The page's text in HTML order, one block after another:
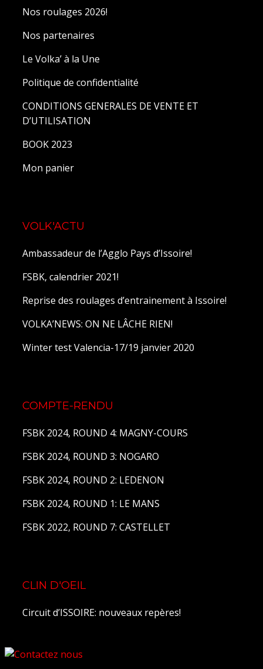
Nos roulages 2026!
Nos partenaires
Le Volka’ à la Une
Politique de confidentialité
CONDITIONS GENERALES DE VENTE ET
D’UTILISATION
BOOK 2023
Mon panier
VOLK'ACTU
Ambassadeur de l’Agglo Pays d’Issoire!
FSBK, calendrier 2021!
Reprise des roulages d’entrainement à Issoire!
VOLKA’NEWS: ON NE LÂCHE RIEN!
Winter test Valencia-17/19 janvier 2020
COMPTE-RENDU
FSBK 2024, ROUND 4: MAGNY-COURS
FSBK 2024, ROUND 3: NOGARO
FSBK 2024, ROUND 2: LEDENON
FSBK 2024, ROUND 1: LE MANS
FSBK 2022, ROUND 7: CASTELLET
CLIN D'OEIL
Circuit d’ISSOIRE: nouveaux repères!